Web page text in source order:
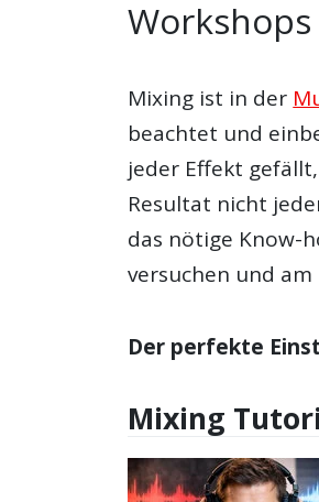
Mixing ist in der
beachtet und
jeder Effekt
Resultat nicht
das nötige Know-
versuchen und
Der perfekte
Mixing